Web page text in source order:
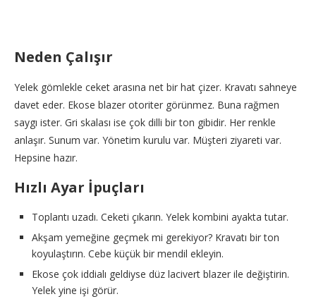
Neden Çalışır
Yelek gömlekle ceket arasına net bir hat çizer. Kravatı sahneye
davet eder. Ekose blazer otoriter görünmez. Buna rağmen
saygı ister. Gri skalası ise çok dilli bir ton gibidir. Her renkle
anlaşır. Sunum var. Yönetim kurulu var. Müşteri ziyareti var.
Hepsine hazır.
Hızlı Ayar İpuçları
Toplantı uzadı. Ceketi çıkarın. Yelek kombini ayakta tutar.
Akşam yemeğine geçmek mi gerekiyor? Kravatı bir ton
koyulaştırın. Cebe küçük bir mendil ekleyin.
Ekose çok iddialı geldiyse düz lacivert blazer ile değiştirin.
Yelek yine işi görür.